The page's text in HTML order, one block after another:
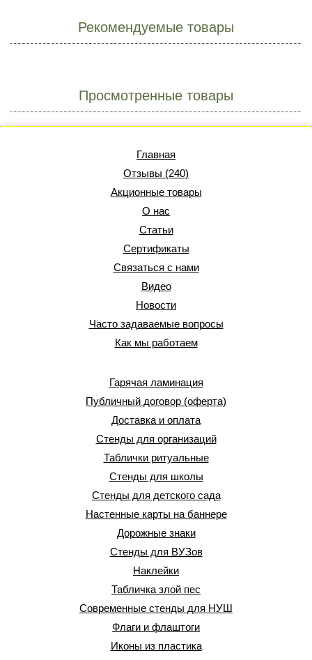
Рекомендуемые товары
Просмотренные товары
Главная
Отзывы (240)
Акционные товары
О нас
Статьи
Сертификаты
Связаться с нами
Видео
Новости
Часто задаваемые вопросы
Как мы работаем
Гарячая ламинация
Публичный договор (оферта)
Доставка и оплата
Стенды для организаций
Таблички ритуальные
Стенды для школы
Стенды для детского сада
Настенные карты на баннере
Дорожные знаки
Стенды для ВУЗов
Наклейки
Табличка злой пес
Современные стенды для НУШ
Флаги и флаштоги
Иконы из пластика